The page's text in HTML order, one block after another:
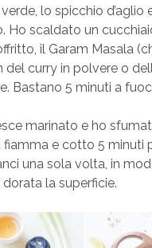
lo spicchio d’aglio
Ho scaldato un
il Garam Masala
del curry in polvere o
Bastano 5 minuti a
marinato e ho
e cotto 5 minuti
una sola volta, in
la superficie.